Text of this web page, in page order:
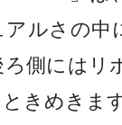
ルさの中
側にはリ
きめきま